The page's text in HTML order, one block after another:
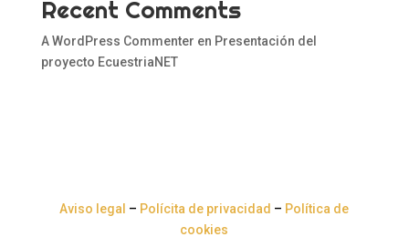
Recent Comments
A WordPress Commenter en Presentación del
proyecto EcuestriaNET
Aviso legal – Polícita de privacidad – Política de
cookies